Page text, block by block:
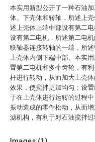
本实用新型公开了一种石油
体、下壳体和转轴，所述上
述上壳体上端中部设有第二
设有第二电机，所述第二电
联轴器连接转轴的一端，所
上壳体内侧下端中部。本实
置第二电机和多个齿轮，有
杆进行转动，从而加大上壳
效果，使搅拌更加均匀；设
于在上壳体进行运转的过程
振动造成的零件松动，从而
滤机构，有利于对石油搅拌过